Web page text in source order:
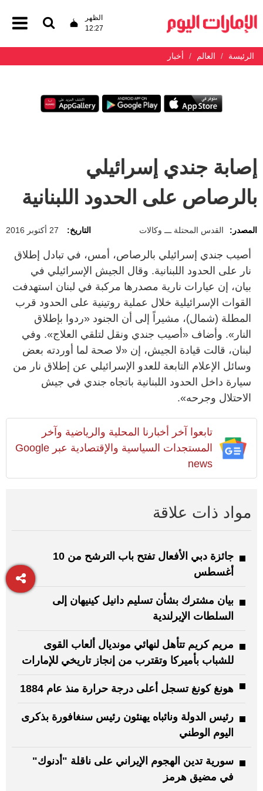
الظهر
12:27
الرئيسة العالم أخبار
إصابة جندي إسرائيلي
بالرصاص على الحدود اللبنانية
المصدر: القدس المحتلة ـــ وكالات التاريخ: 27 أكتوبر 2016
أصيب جندي إسرائيلي بالرصاص، أمس، في تبادل إطلاق
نار على الحدود اللبنانية. وقال الجيش الإسرائيلي في
بيان، إن عيارات نارية مصدرها مركبة في لبنان استهدفت
القوات الإسرائيلية خلال عملية روتينية على الحدود قرب
المطلة (شمال)، مشيراً إلى أن الجنود «ردوا بإطلاق
النار». وأضاف «أصيب جندي ونقل لتلقي العلاج». وفي
لبنان، قالت قيادة الجيش، إن «لا صحة لما أوردته بعض
وسائل الإعلام التابعة للعدو الإسرائيلي عن إطلاق نار من
سيارة داخل الحدود اللبنانية باتجاه جندي في جيش
الاحتلال وجرحه».
تابعوا آخر أخبارنا المحلية والرياضية وآخر
المستجدات السياسية والإقتصادية عبر Google
news
مواد ذات علاقة
جائزة دبي الأفعال تفتح باب الترشح من 10
أغسطس
بيان مشترك بشأن تسليم دانيل كينيهان إلى
السلطات الإيرلندية
مريم كريم تتأهل لنهائي مونديال ألعاب القوى
للشباب بأميركا وتقترب من إنجاز تاريخي للإمارات
هونغ كونغ تسجل أعلى درجة حرارة منذ عام 1884
رئيس الدولة ونائباه يهنئون رئيس سنغافورة بذكرى
اليوم الوطني
سورية تدين الهجوم الإيراني على ناقلة "أدنوك"
في مضيق هرمز‏